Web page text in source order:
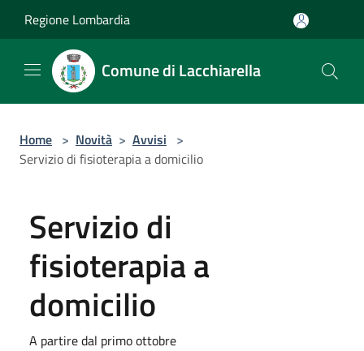
Regione Lombardia
Comune di Lacchiarella
Home > Novità > Avvisi >
Servizio di fisioterapia a domicilio
Servizio di
fisioterapia a
domicilio
A partire dal primo ottobre